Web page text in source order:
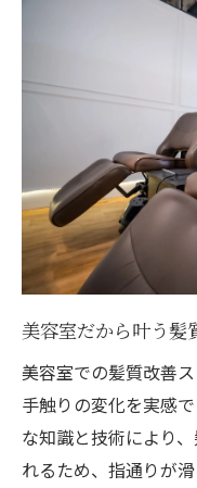
美容室だから叶う髪
美容室での髪質改善
手触りの変化を実感
な知識と技術により
れるため、指通りが